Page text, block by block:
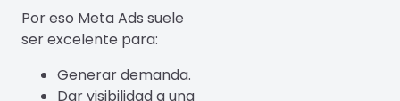
Por eso Meta Ads suele
ser excelente para:
Generar demanda.
Dar visibilidad a una